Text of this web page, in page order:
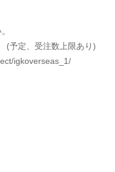
(予定、受注数上限あり)
igkoverseas_1/